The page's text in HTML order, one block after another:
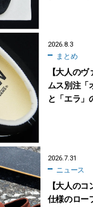
2026.8.3
まとめ
【大人の
ムス別注「
と「エラ」
2026.7.31
ニュース
【大人の
仕様のロー